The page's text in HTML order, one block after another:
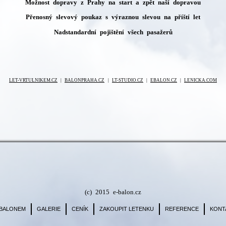
Možnost dopravy z Prahy na start a zpět naší dopravou
Přenosný slevový poukaz s výraznou slevou na příští let
Nadstandardní pojištění všech pasažerů
LET-VRTULNIKEM.CZ BALONPRAHA.CZ LT-STUDIO.CZ EBALON.CZ LENICKA.COM
(c) 2015 e-balon.cz
GALERIE CENÍK ZAKOUPIT LETENKU REFERENCE